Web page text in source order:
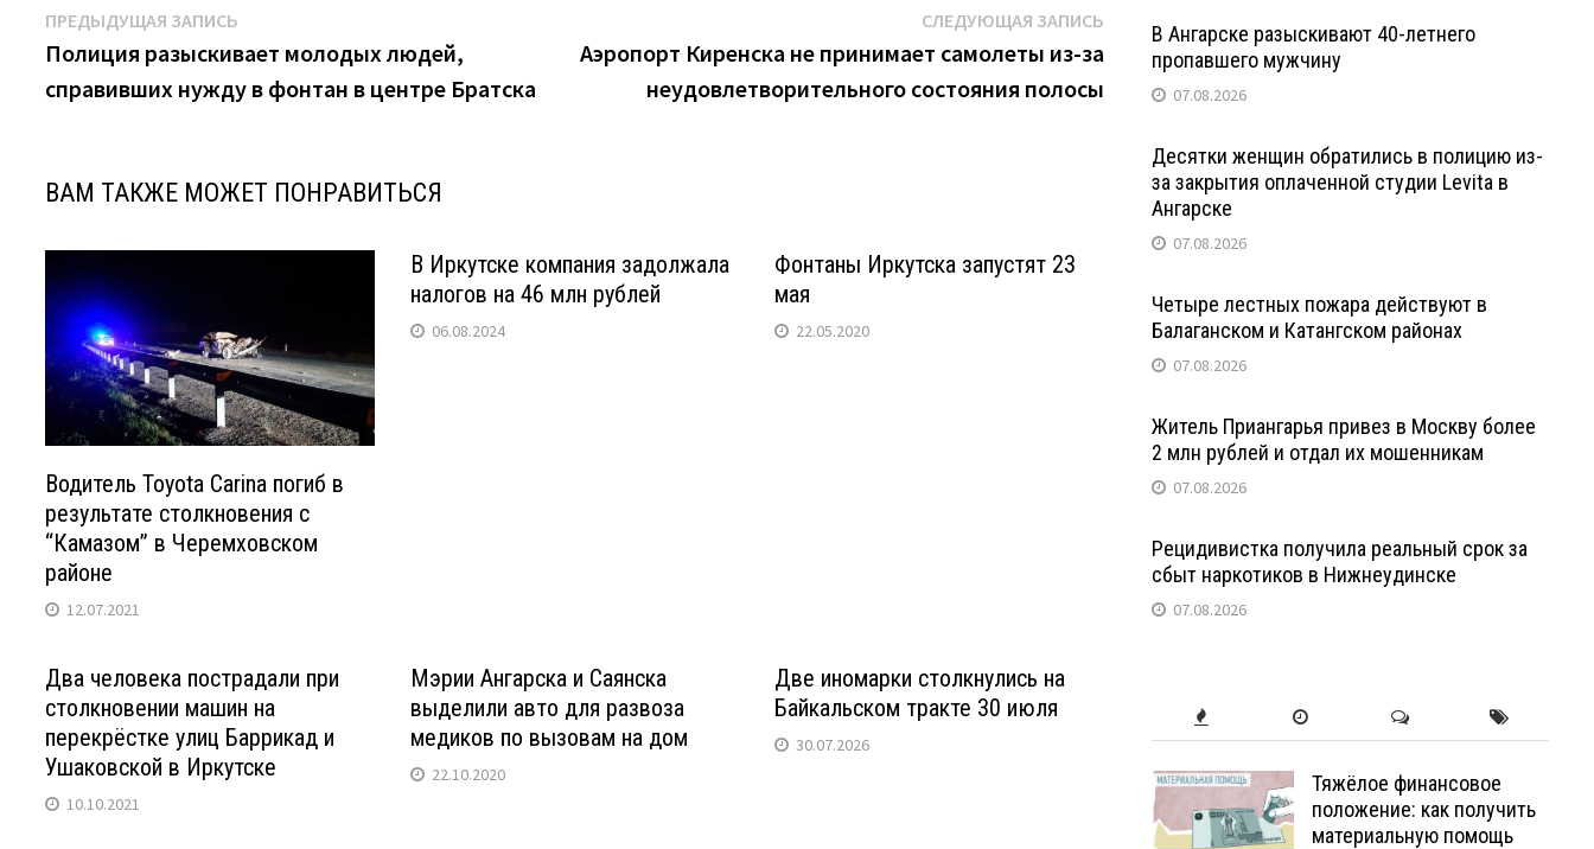
Навигация
по
записям
ПРЕДЫДУЩАЯ ЗАПИСЬ
запись:
Полиция разыскивает молодых людей,
справивших нужду в фонтан в центре Братска
СЛЕДУЮЩАЯ ЗАПИСЬСледующая
запись:
Аэропорт Киренска не принимает самолеты из-за
неудовлетворительного состояния полосы
ВАМ ТАКЖЕ МОЖЕТ ПОНРАВИТЬСЯ
Водитель Toyota Carina погиб в
результате столкновения с
“Камазом” в Черемховском
районе
12.07.2021
В Иркутске компания задолжала
налогов на 46 млн рублей
06.08.2024
Фонтаны Иркутска запустят 23
мая
22.05.2020
Два человека пострадали при
столкновении машин на
перекрёстке улиц Баррикад и
Ушаковской в Иркутске
10.10.2021
Мэрии Ангарска и Саянска
выделили авто для развоза
медиков по вызовам на дом
22.10.2020
Две иномарки столкнулись на
Байкальском тракте 30 июля
30.07.2026
В Ангарске разыскивают 40-летнего
пропавшего мужчину
07.08.2026
Десятки женщин обратились в полицию из-
за закрытия оплаченной студии Levita в
Ангарске
07.08.2026
Четыре лестных пожара действуют в
Балаганском и Катангском районах
07.08.2026
Житель Приангарья привез в Москву более
2 млн рублей и отдал их мошенникам
07.08.2026
Рецидивистка получила реальный срок за
сбыт наркотиков в Нижнеудинске
07.08.2026
Тяжёлое финансовое
положение: как получить
материальную помощь